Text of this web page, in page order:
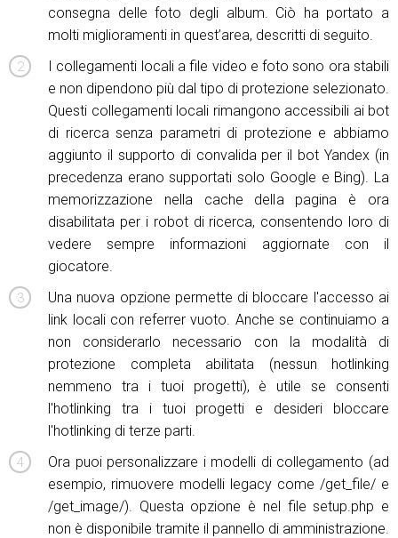
consegna delle foto degli album. Ciò ha portato a
molti miglioramenti in quest’area, descritti di seguito.
I collegamenti locali a file video e foto sono ora stabili
e non dipendono più dal tipo di protezione selezionato.
Questi collegamenti locali rimangono accessibili ai bot
di ricerca senza parametri di protezione e abbiamo
aggiunto il supporto di convalida per il bot Yandex (in
precedenza erano supportati solo Google e Bing). La
memorizzazione nella cache della pagina è ora
disabilitata per i robot di ricerca, consentendo loro di
vedere sempre informazioni aggiornate con il
giocatore.
Una nuova opzione permette di bloccare l'accesso ai
link locali con referrer vuoto. Anche se continuiamo a
non considerarlo necessario con la modalità di
protezione completa abilitata (nessun hotlinking
nemmeno tra i tuoi progetti), è utile se consenti
l'hotlinking tra i tuoi progetti e desideri bloccare
l'hotlinking di terze parti.
Ora puoi personalizzare i modelli di collegamento (ad
esempio, rimuovere modelli legacy come /get_file/ e
/get_image/). Questa opzione è nel file setup.php e
non è disponibile tramite il pannello di amministrazione.